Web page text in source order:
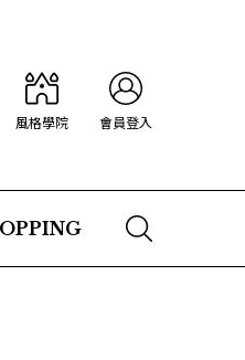
風格學院 會員登入